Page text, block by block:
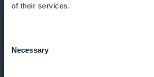
of their services.
Selection
Necessary
Beloon je trouwe klanten met